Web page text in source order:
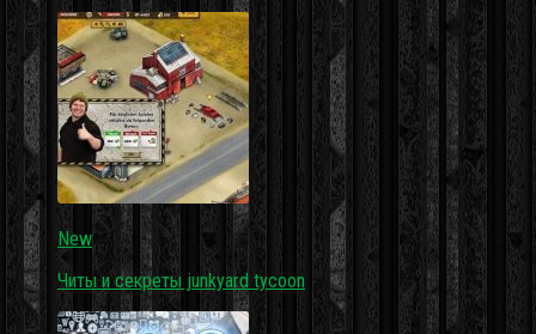
New
Читы и секреты junkyard tycoon